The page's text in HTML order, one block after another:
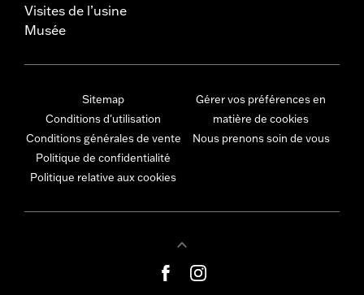
Visites de l’usine
Musée
Sitemap
Conditions d'utilisation
Conditions générales de vente
Politique de confidentialité
Politique relative aux cookies
Gérer vos préférences en
matière de cookies
Nous prenons soin de vous